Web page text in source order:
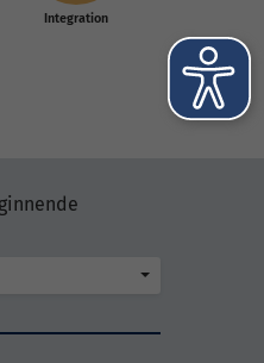
Integration